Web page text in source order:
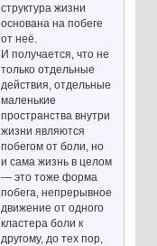
структура жизни
основана на побеге
от неё.
И получается, что не
только отдельные
действия, отдельные
маленькие
пространства внутри
жизни являются
побегом от боли, но
и сама жизнь в целом
— это тоже форма
побега, непрерывное
движение от одного
кластера боли к
другому, до тех пор,